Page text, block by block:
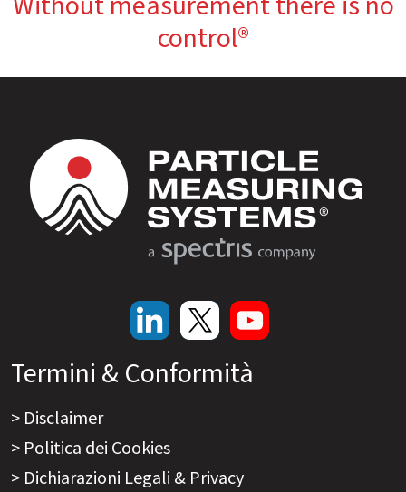
control®
Termini & Conformità
Disclaimer
Politica dei Cookies
Dichiarazioni Legali & Privacy